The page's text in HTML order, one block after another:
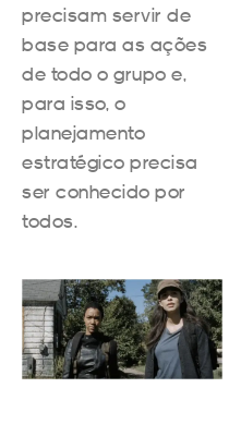
precisam servir de
base para as ações
de todo o grupo e,
para isso, o
planejamento
estratégico precisa
ser conhecido por
todos.